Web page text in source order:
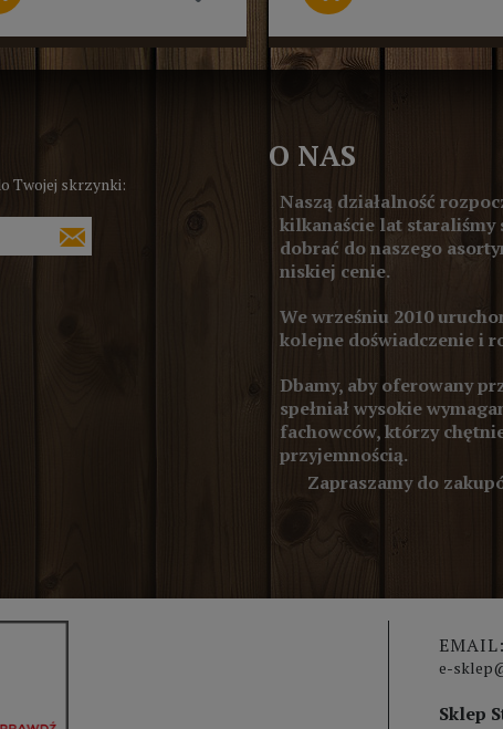
Twojej skrzynki:
O NAS
Naszą działalność
kilkanaście lat
dobrać do naszego
niskiej cenie.
We wrześniu 2010
kolejne doświadczenie i
Dbamy, aby oferowany
spełniał wysokie
fachowców, którzy
przyjemnością.
Zapraszamy do
EMAIL:
e-
Sklep